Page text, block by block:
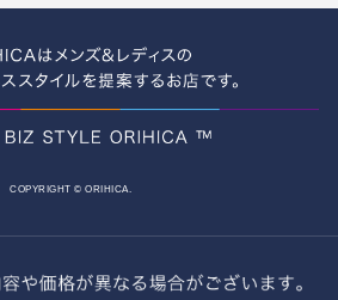
COPYRIGHT © ORIHICA.